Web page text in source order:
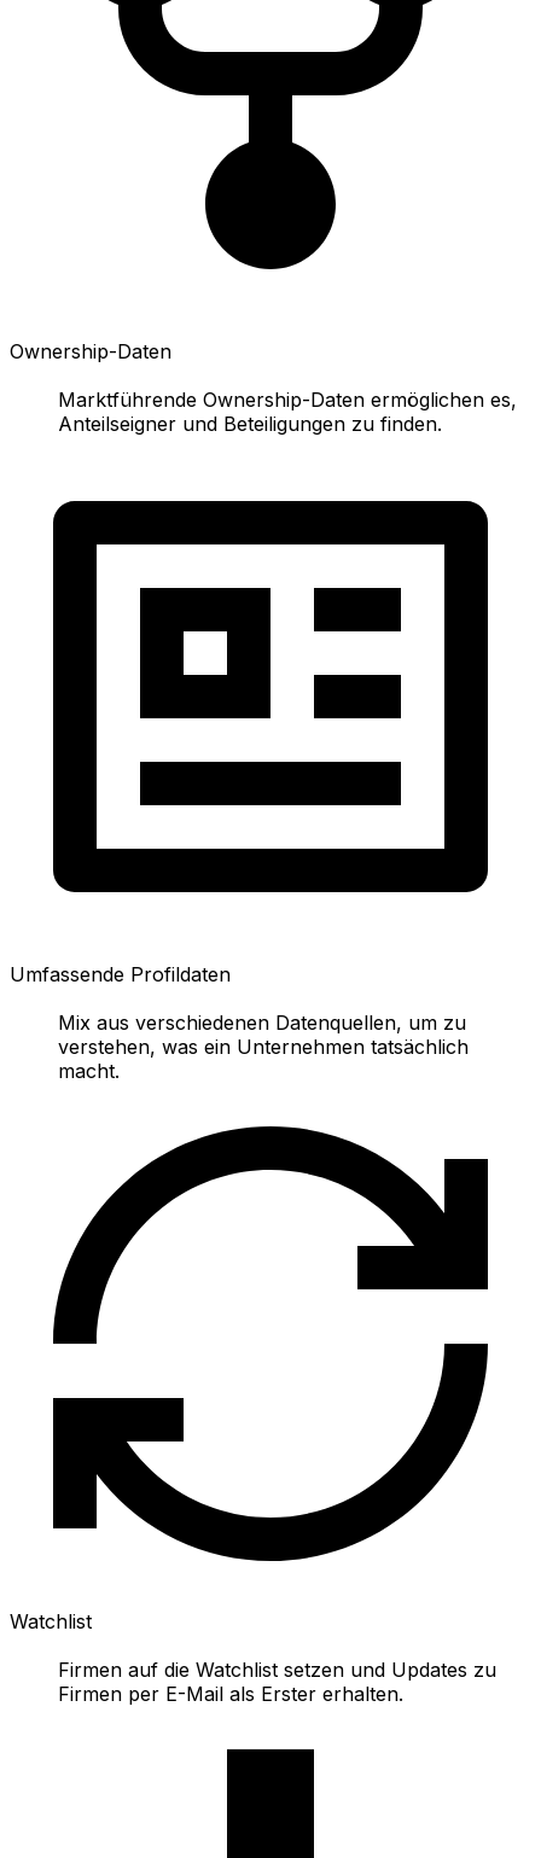
Ownership-Daten
Marktführende Ownership-Daten ermöglichen es,
Anteilseigner und Beteiligungen zu finden.
Umfassende Profildaten
Mix aus verschiedenen Datenquellen, um zu
verstehen, was ein Unternehmen tatsächlich
macht.
Watchlist
Firmen auf die Watchlist setzen und Updates zu
Firmen per E-Mail als Erster erhalten.